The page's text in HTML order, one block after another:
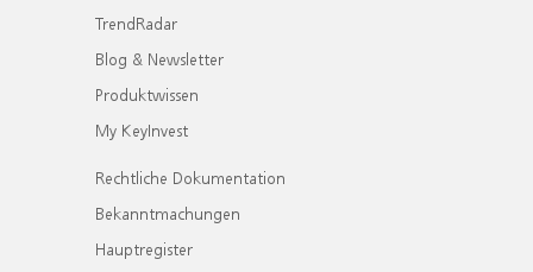
TrendRadar
Blog & Newsletter
Produktwissen
My KeyInvest
Rechtliche Dokumentation
Bekanntmachungen
Hauptregister